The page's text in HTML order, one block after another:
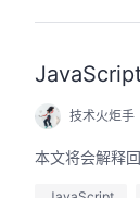
技术火炬手
本文将会解释